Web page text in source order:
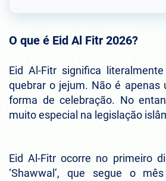
O que é Eid Al Fitr 2026?
Eid Al-Fitr significa
quebrar o jejum. Não é apenas
forma de celebração. No
muito especial na legislação
Eid Al-Fitr ocorre no primeiro
‘Shawwal’, que segue o